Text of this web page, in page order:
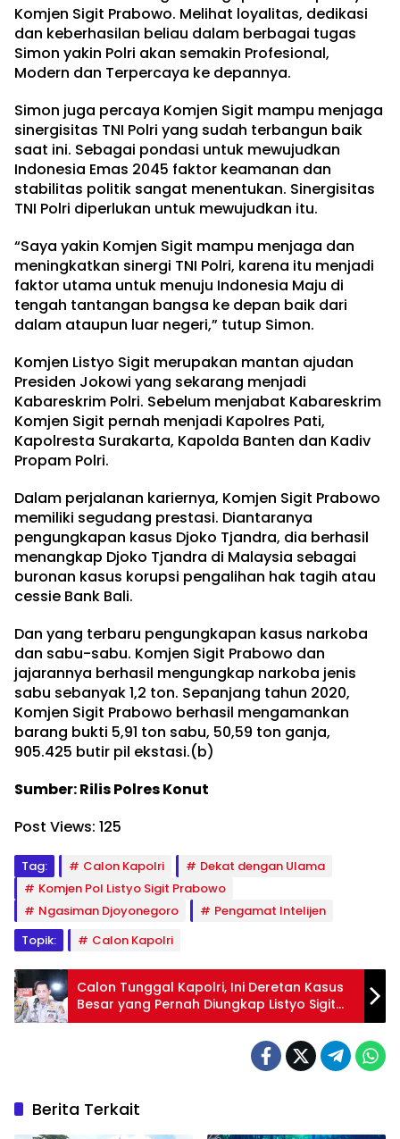
Komjen Sigit Prabowo. Melihat loyalitas, dedikasi
dan keberhasilan beliau dalam berbagai tugas
Simon yakin Polri akan semakin Profesional,
Modern dan Terpercaya ke depannya.
Simon juga percaya Komjen Sigit mampu menjaga
sinergisitas TNI Polri yang sudah terbangun baik
saat ini. Sebagai pondasi untuk mewujudkan
Indonesia Emas 2045 faktor keamanan dan
stabilitas politik sangat menentukan. Sinergisitas
TNI Polri diperlukan untuk mewujudkan itu.
“Saya yakin Komjen Sigit mampu menjaga dan
meningkatkan sinergi TNI Polri, karena itu menjadi
faktor utama untuk menuju Indonesia Maju di
tengah tantangan bangsa ke depan baik dari
dalam ataupun luar negeri,” tutup Simon.
Komjen Listyo Sigit merupakan mantan ajudan
Presiden Jokowi yang sekarang menjadi
Kabareskrim Polri. Sebelum menjabat Kabareskrim
Komjen Sigit pernah menjadi Kapolres Pati,
Kapolresta Surakarta, Kapolda Banten dan Kadiv
Propam Polri.
Dalam perjalanan kariernya, Komjen Sigit Prabowo
memiliki segudang prestasi. Diantaranya
pengungkapan kasus Djoko Tjandra, dia berhasil
menangkap Djoko Tjandra di Malaysia sebagai
buronan kasus korupsi pengalihan hak tagih atau
cessie Bank Bali.
Dan yang terbaru pengungkapan kasus narkoba
dan sabu-sabu. Komjen Sigit Prabowo dan
jajarannya berhasil mengungkap narkoba jenis
sabu sebanyak 1,2 ton. Sepanjang tahun 2020,
Komjen Sigit Prabowo berhasil mengamankan
barang bukti 5,91 ton sabu, 50,59 ton ganja,
905.425 butir pil ekstasi.(b)
Sumber: Rilis Polres Konut
Post Views: 125
Tag: Calon Kapolri
Dekat dengan Ulama
Komjen Pol Listyo Sigit Prabowo
Ngasiman Djoyonegoro
Pengamat Intelijen
Topik:
Calon Kapolri
Calon Tunggal Kapolri, Ini Deretan Kasus
Besar yang Pernah Diungkap Listyo Sigit
Prabowo
Berita Terkait